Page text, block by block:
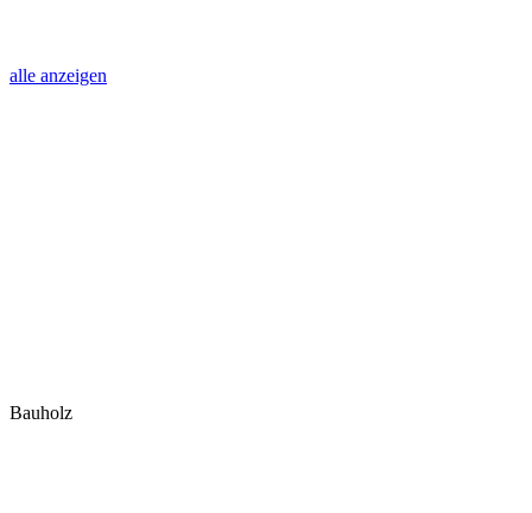
alle anzeigen
Bauholz